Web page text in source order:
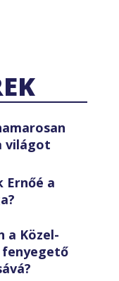
világot
Ernőé a
a Közel-